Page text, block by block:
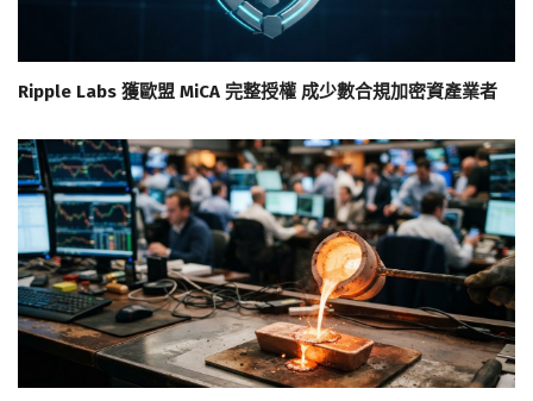
Ripple Labs 獲歐盟 MiCA 完整授權 成少數合規加密資產業者